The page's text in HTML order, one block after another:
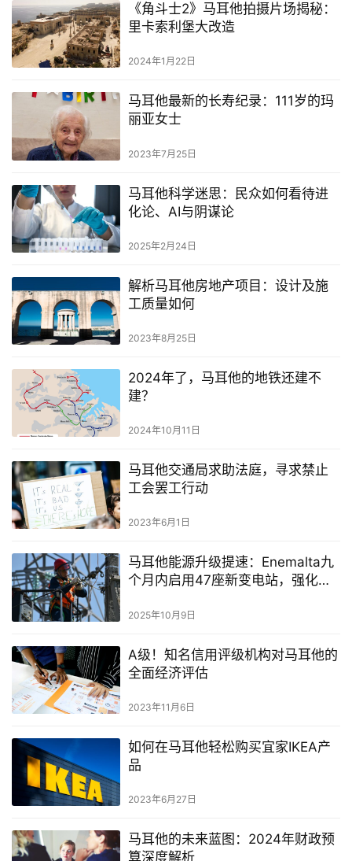
网
址
导
《角斗士2》马耳他拍摄片场揭秘：
里卡索利堡大改造
2024年1月22日
马耳他最新的长寿纪录：111岁的玛
丽亚女士
2023年7月25日
马耳他科学迷思：民众如何看待进
化论、AI与阴谋论
2025年2月24日
解析马耳他房地产项目：设计及施
工质量如何
2023年8月25日
2024年了，马耳他的地铁还建不
建？
2024年10月11日
马耳他交通局求助法庭，寻求禁止
工会罢工行动
2023年6月1日
马耳他能源升级提速：Enemalta九
个月内启用47座新变电站，强化全
2025年10月9日
A级！知名信用评级机构对马耳他的
全面经济评估
2023年11月6日
如何在马耳他轻松购买宜家IKEA产
品
2023年6月27日
马耳他的未来蓝图：2024年财政预
算深度解析